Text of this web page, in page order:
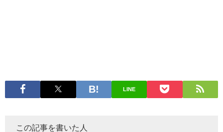
LINE
この記事を書いた人